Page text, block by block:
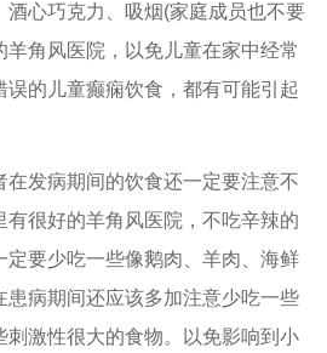
酒心巧克力、吸烟(家庭成员也不要
角风医院，以免儿童在家中经常
的儿童癫痫饮食，都有可能引起
发病期间的饮食还一定要注意不
很好的羊角风医院，不吃辛辣的
定要少吃一些像鹅肉、羊肉、海鲜
患病期间还应该多加注意少吃一些
刺激性很大的食物。以免影响到小